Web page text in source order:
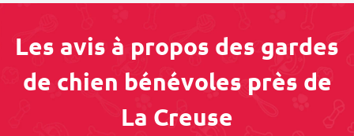
Les avis à propos des gardes
de chien bénévoles près de
La Creuse